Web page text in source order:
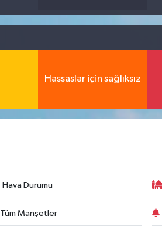
Hassaslar için sağlıksız
Hava Durumu
Tüm Manşetler